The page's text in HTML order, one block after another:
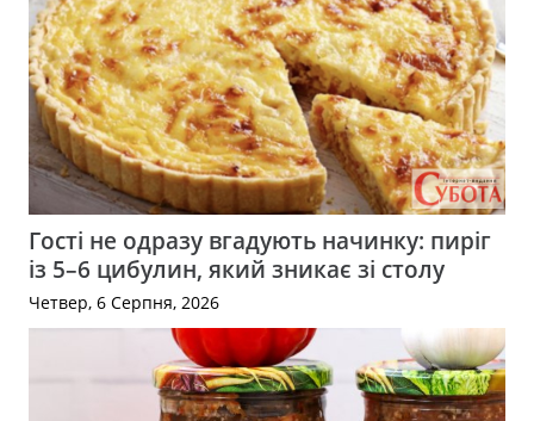
Гості не одразу вгадують начинку: пиріг
із 5–6 цибулин, який зникає зі столу
Четвер, 6 Серпня, 2026